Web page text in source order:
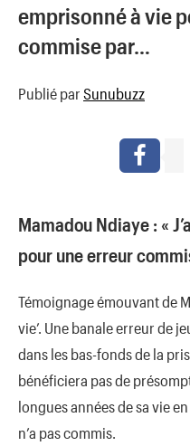
emprisonné à vie
commise par…
Publié par Sunubuzz
Mamadou Ndiaye : «
pour une erreur
Témoignage émouvant de
vie’. Une banale erreur de
dans les bas-fonds de la
bénéficiera pas de
longues années de sa vie
n’a pas commis.